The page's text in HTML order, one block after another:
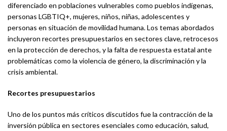
diferenciado en poblaciones vulnerables como pueblos indígenas,
personas LGBTIQ+, mujeres, niños, niñas, adolescentes y
personas en situación de movilidad humana. Los temas abordados
incluyeron recortes presupuestarios en sectores clave, retrocesos
en la protección de derechos, y la falta de respuesta estatal ante
problemáticas como la violencia de género, la discriminación y la
crisis ambiental.
Recortes presupuestarios
Uno de los puntos más críticos discutidos fue la contracción de la
inversión pública en sectores esenciales como educación, salud,